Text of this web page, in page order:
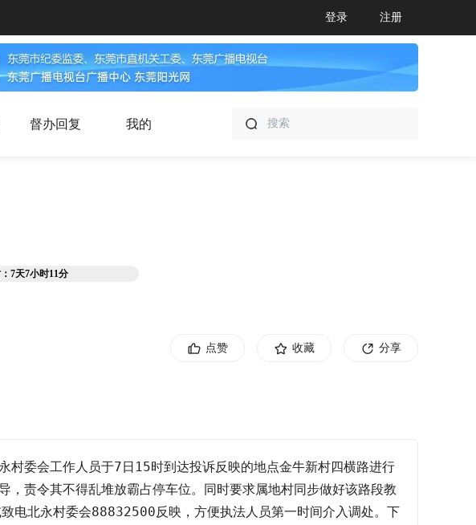
登录 注册
督办回复 我的
7天7小时11分
点赞 收藏 分享
村委会工作人员于7日15时到达投诉反映的地点金牛新村四横路进行
责令其不得乱堆放霸占停车位。同时要求属地村同步做好该路段教
电北永村委会88832500反映，方便执法人员第一时间介入调处。下